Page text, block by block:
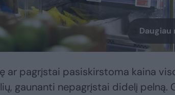
Daugiau
ar pagrįstai pasiskirstoma kaina
gaunanti nepagrįstai didelį pelną.